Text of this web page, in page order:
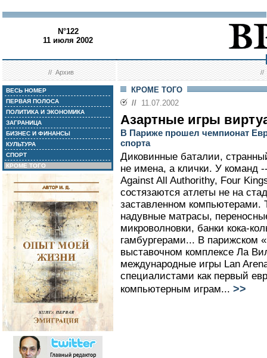
N°122
11 июля 2002
//Архив //
ВЕСЬ НОМЕР
ПЕРВАЯ ПОЛОСА
ПОЛИТИКА И ЭКОНОМИКА
ЗАГРАНИЦА
БИЗНЕС И ФИНАНСЫ
КУЛЬТУРА
СПОРТ
КРОМЕ ТОГО
КРОМЕ ТОГО
// 11.07.2002
Азартные игры
В Париже прошел чемпионат
спорта
Диковинные баталии,
не имена, а клички. У команд
Against All Authorithy, Four
состязаются атлеты не на
заставленном
надувные матрасы,
микроволновки, банки кока-
гамбургерами... В парижском
выставочном комплексе Ла
международные игры Lan
специалистами как первый
компьютерным играм... >>